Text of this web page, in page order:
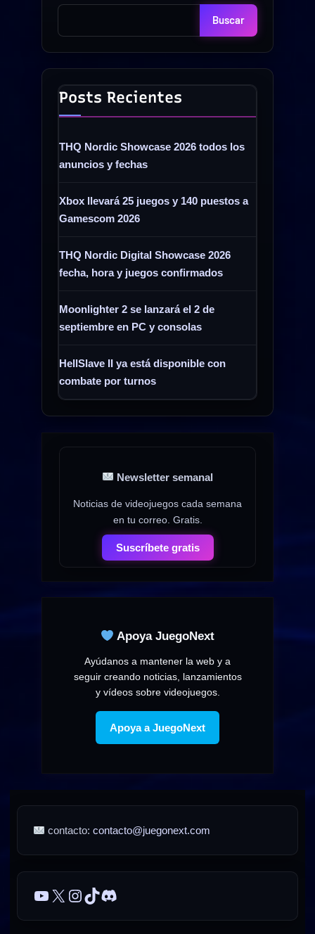
Buscar
Posts Recientes
THQ Nordic Showcase 2026 todos los
anuncios y fechas
Xbox llevará 25 juegos y 140 puestos a
Gamescom 2026
THQ Nordic Digital Showcase 2026
fecha, hora y juegos confirmados
Moonlighter 2 se lanzará el 2 de
septiembre en PC y consolas
HellSlave II ya está disponible con
combate por turnos
Newsletter semanal
Noticias de videojuegos cada semana
en tu correo. Gratis.
Suscríbete gratis
Apoya JuegoNext
Ayúdanos a mantener la web y a
seguir creando noticias, lanzamientos
y vídeos sobre videojuegos.
Apoya a JuegoNext
contacto:contacto@juegonext.com
YouTube
X Instagram
TikTok
Discord